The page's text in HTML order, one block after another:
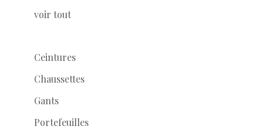
voir tout
Ceintures
Chaussettes
Gants
Portefeuilles